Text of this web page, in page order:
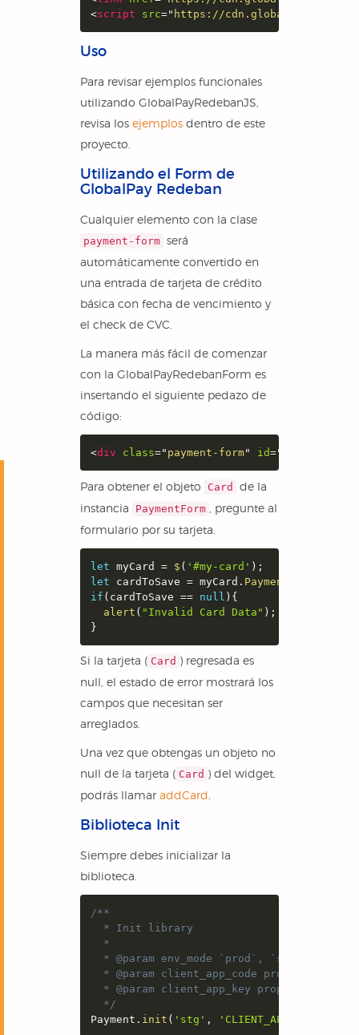
<script src=" https://
Uso
Para revisar ejemplos funcionales
utilizando GlobalPayRedebanJS,
revisa los ejemplos dentro de este
proyecto.
Utilizando el Form de
GlobalPay Redeban
Cualquier elemento con la clase
payment-form será
automáticamente convertido en
una entrada de tarjeta de crédito
básica con fecha de vencimiento y
el check de CVC.
La manera más fácil de comenzar
con la GlobalPayRedebanForm es
insertando el siguiente pedazo de
código:
<div class=" payment-form" id="
Para obtener el objeto Card
de la
instancia
PaymentForm
, pregunte al
formulario por su tarjeta.
let myCard = $ ( '#my-card' ) ;
let cardToSave = myCard . PaymentForm
if ( cardToSave == null ) {
alert ( "Invalid Card Data" ) ;
}
Si la tarjeta ( Card ) regresada es
null, el estado de error mostrará los
campos que necesitan ser
arreglados.
Una vez que obtengas un objeto no
null de la tarjeta ( Card ) del widget,
podrás llamar addCard
Biblioteca Init
Siempre debes inicializar la
biblioteca.
/**
  * Init library
  *
* @param env_mode `prod`, `stg`,
* @param client_app_code proporcionado
* @param client_app_key proporcionado
  */
Payment . init ( 'stg' , 'CLIENT_APP_CODE'